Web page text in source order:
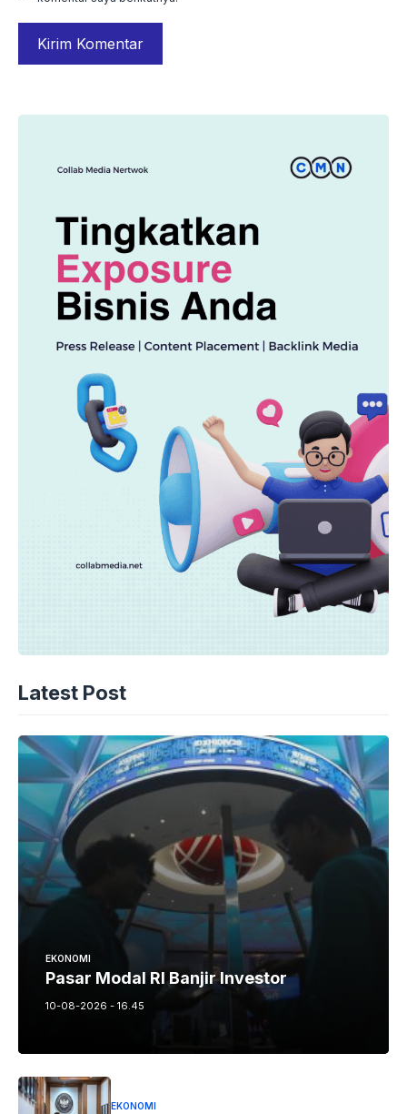
Latest Post
EKONOMI
Pasar Modal RI Banjir Investor
10-08-2026 - 16.45
EKONOMI